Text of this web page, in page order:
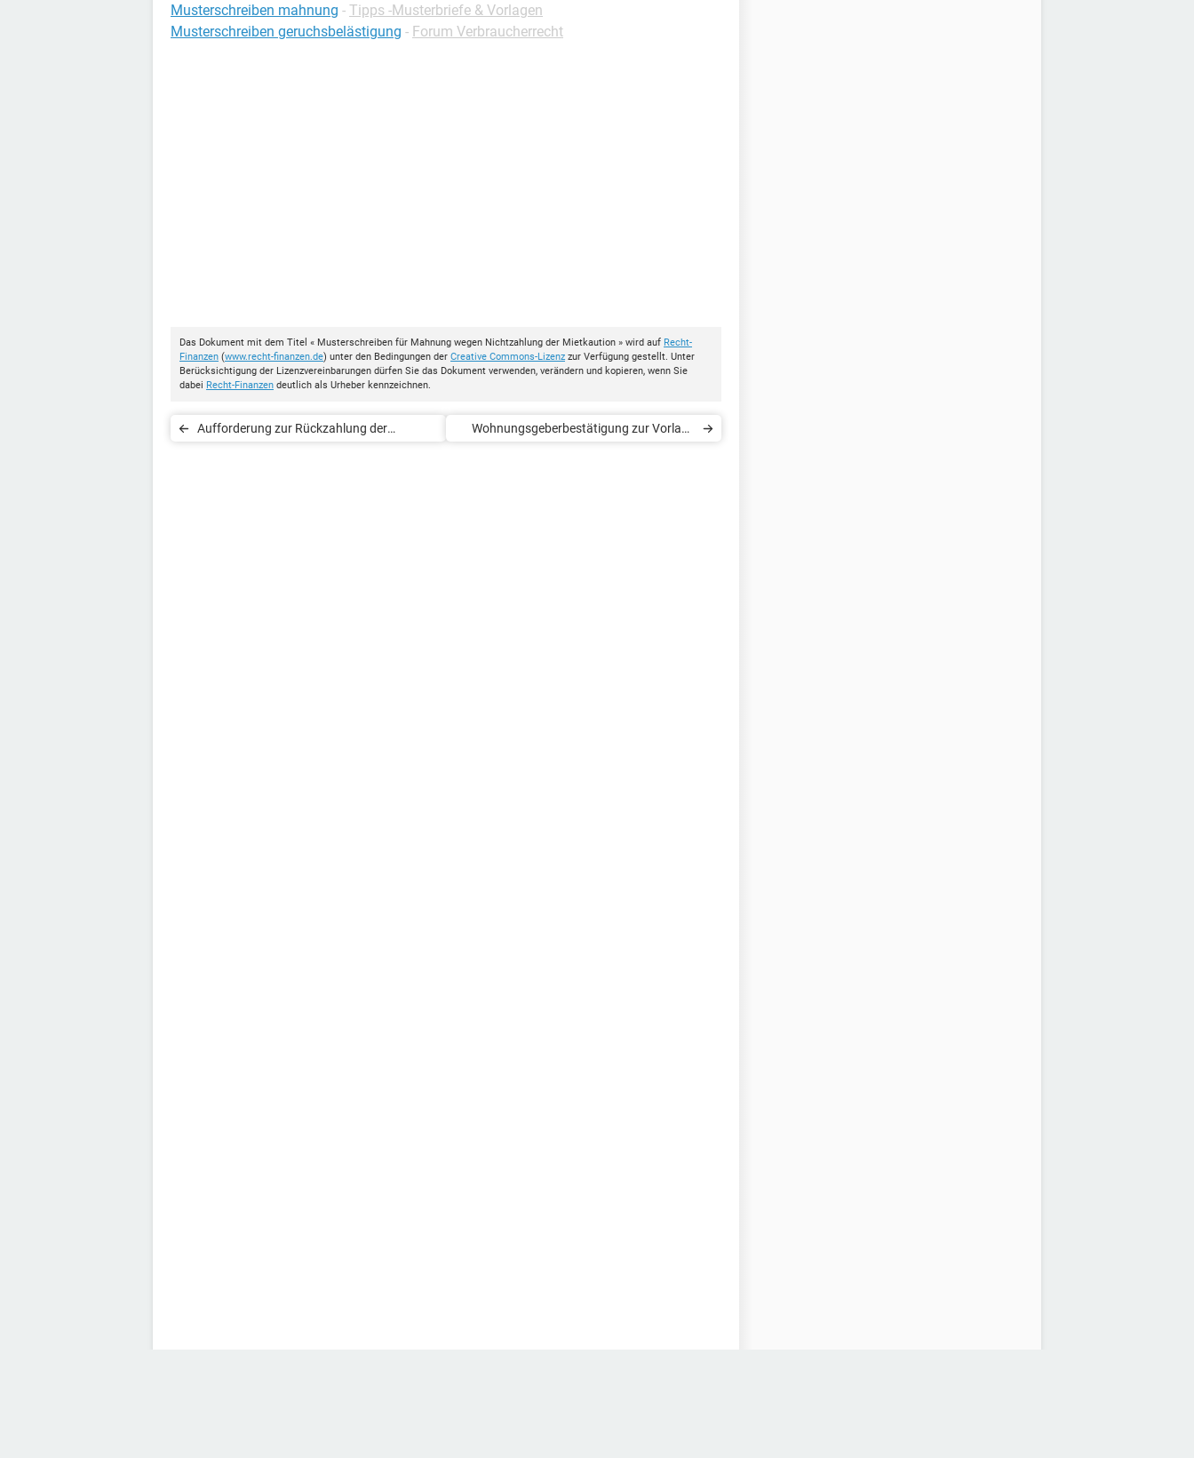
Musterschreiben mahnung - Tipps -Musterbriefe & Vorlagen
Musterschreiben geruchsbelästigung - Forum Verbraucherrecht
Das Dokument mit dem Titel « Musterschreiben für Mahnung wegen Nichtzahlung der Mietkaution » wird auf Recht-
Finanzen (www.recht-finanzen.de) unter den Bedingungen der Creative Commons-Lizenz zur Verfügung gestellt. Unter
Berücksichtigung der Lizenzvereinbarungen dürfen Sie das Dokument verwenden, verändern und kopieren, wenn Sie
dabei Recht-Finanzen deutlich als Urheber kennzeichnen.
Aufforderung zur Rückzahlung der
Wohnungsgeberbestätigung zur Vorlage